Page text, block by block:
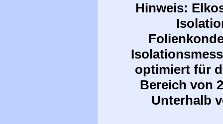
Hinweis:
optimiert für
Bereich von
Unterhalb